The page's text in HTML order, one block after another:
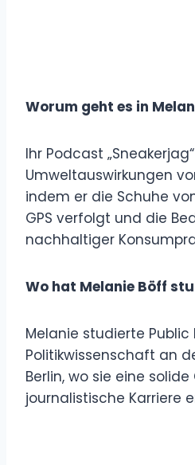
Worum geht es in
Ihr Podcast
Umweltauswirkungen
indem er die Schuhe
GPS verfolgt und die
nachhaltiger
Wo hat Melanie Böff
Melanie studierte Public
Politikwissenschaft an
Berlin, wo sie eine
journalistische Karriere